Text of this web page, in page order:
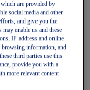
are provided by
social media and other
and give you the
may enable us and these
IP address and online
browsing information, and
third parties use this
provide you with a
more relevant content